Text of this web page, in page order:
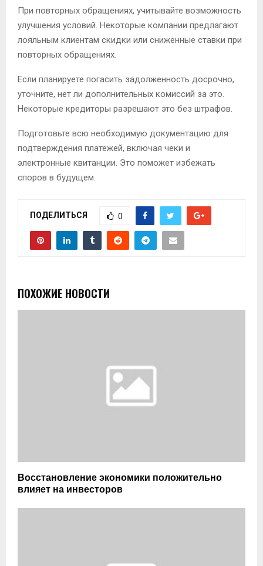
При повторных обращениях, учитывайте возможность
улучшения условий. Некоторые компании предлагают
лояльным клиентам скидки или сниженные ставки при
повторных обращениях.
Если планируете погасить задолженность досрочно,
уточните, нет ли дополнительных комиссий за это.
Некоторые кредиторы разрешают это без штрафов.
Подготовьте всю необходимую документацию для
подтверждения платежей, включая чеки и
электронные квитанции. Это поможет избежать
споров в будущем.
ПОДЕЛИТЬСЯ 0
ПОХОЖИЕ НОВОСТИ
Восстановление экономики положительно
влияет на инвесторов